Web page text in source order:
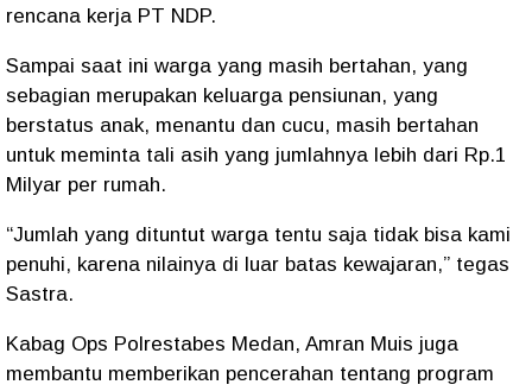
rencana kerja PT NDP.
Sampai saat ini warga yang masih bertahan, yang
sebagian merupakan keluarga pensiunan, yang
berstatus anak, menantu dan cucu, masih bertahan
untuk meminta tali asih yang jumlahnya lebih dari Rp.1
Milyar per rumah.
“Jumlah yang dituntut warga tentu saja tidak bisa kami
penuhi, karena nilainya di luar batas kewajaran,” tegas
Sastra.
Kabag Ops Polrestabes Medan, Amran Muis juga
membantu memberikan pencerahan tentang program